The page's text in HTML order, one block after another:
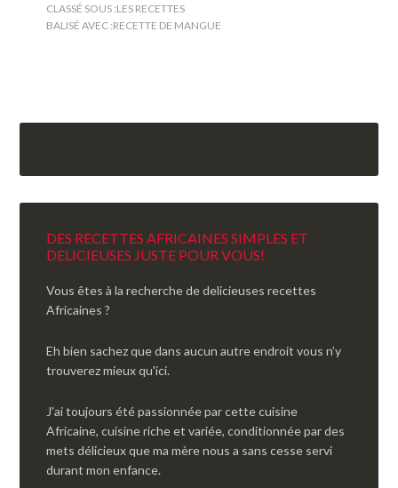
CLASSÉ SOUS :LES RECETTES
BALISÉ AVEC :RECETTE DE MANGUE
DES RECETTES AFRICAINES SIMPLES ET
DELICIEUSES JUSTE POUR VOUS!
Vous êtes à la recherche de delicieuses recettes
Africaines ?
Eh bien sachez que dans aucun autre endroit vous n’y
trouverez mieux qu'ici.
J'ai toujours été passionnée par cette cuisine
Africaine, cuisine riche et variée, conditionnée par des
mets délicieux que ma mère nous a sans cesse servi
durant mon enfance.